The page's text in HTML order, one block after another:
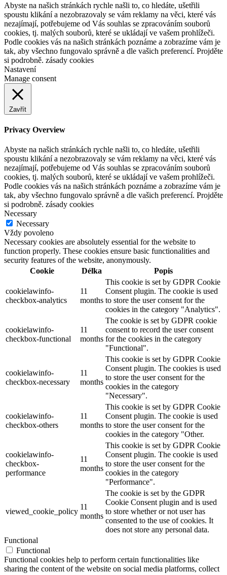
Abyste na našich stránkách rychle našli to, co hledáte, ušetřili
spoustu klikání a nezobrazovaly se vám reklamy na věci, které vás
nezajímají, potřebujeme od Vás souhlas se zpracováním souborů
cookies, tj. malých souborů, které se ukládají ve vašem prohlížeči.
Podle cookies vás na našich stránkách poznáme a zobrazíme vám je
tak, aby všechno fungovalo správně a dle vašich preferencí. Projděte
si podrobně. zásady cookies
Nastavení
Manage consent
Zavřít
Privacy Overview
Abyste na našich stránkách rychle našli to, co hledáte, ušetřili
spoustu klikání a nezobrazovaly se vám reklamy na věci, které vás
nezajímají, potřebujeme od Vás souhlas se zpracováním souborů
cookies, tj. malých souborů, které se ukládají ve vašem prohlížeči.
Podle cookies vás na našich stránkách poznáme a zobrazíme vám je
tak, aby všechno fungovalo správně a dle vašich preferencí. Projděte
si podrobně. zásady cookies
Necessary
Necessary
Vždy povoleno
Necessary cookies are absolutely essential for the website to
function properly. These cookies ensure basic functionalities and
security features of the website, anonymously.
Cookie
Délka Popis
cookielawinfo-
checkbox-analytics
11
months
This cookie is set by GDPR Cookie
Consent plugin. The cookie is used
to store the user consent for the
cookies in the category "Analytics".
cookielawinfo-
checkbox-functional
11
months
The cookie is set by GDPR cookie
consent to record the user consent
for the cookies in the category
"Functional".
cookielawinfo-
checkbox-necessary
11
months
This cookie is set by GDPR Cookie
Consent plugin. The cookies is used
to store the user consent for the
cookies in the category
"Necessary".
cookielawinfo-
checkbox-others
11
months
This cookie is set by GDPR Cookie
Consent plugin. The cookie is used
to store the user consent for the
cookies in the category "Other.
cookielawinfo-
checkbox-
performance
11
months
This cookie is set by GDPR Cookie
Consent plugin. The cookie is used
to store the user consent for the
cookies in the category
"Performance".
viewed_cookie_policy
11
months
The cookie is set by the GDPR
Cookie Consent plugin and is used
to store whether or not user has
consented to the use of cookies. It
does not store any personal data.
Functional
Functional
Functional cookies help to perform certain functionalities like
sharing the content of the website on social media platforms, collect